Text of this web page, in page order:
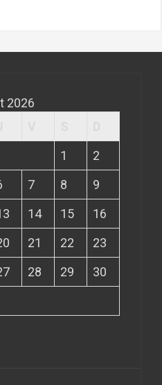
2026
1
2
7 8
9
14 15
16
21 22
23
28 29
30